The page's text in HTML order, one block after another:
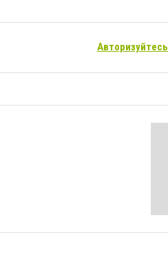
Авторизуйтесь